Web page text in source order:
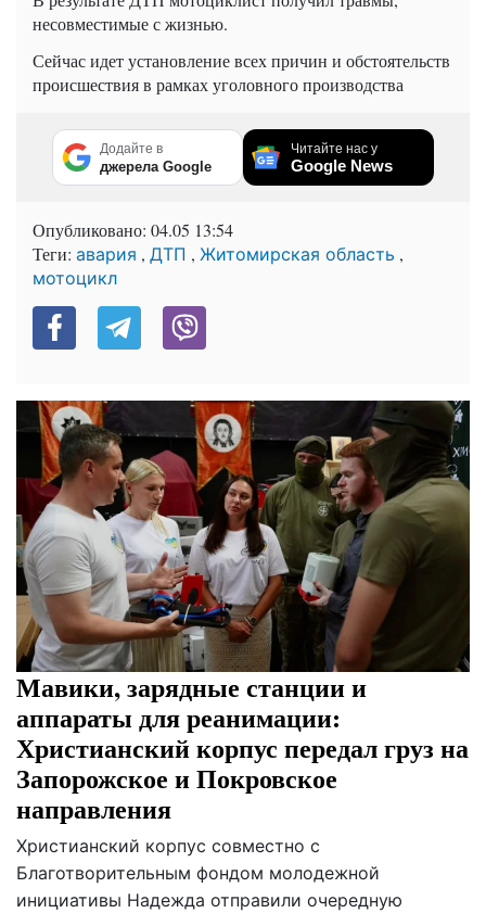
несовместимые с жизнью.
Сейчас идет установление всех причин и обстоятельств
происшествия в рамках уголовного производства
Додайте в
джерела Google
Читайте нас у
Google News
Опубликовано: 04.05 13:54
Теги: авария , ДТП , Житомирская область ,
мотоцикл
Мавики, зарядные станции и
аппараты для реанимации:
Христианский корпус передал груз на
Запорожское и Покровское
направления
Христианский корпус совместно с
Благотворительным фондом молодежной
инициативы Надежда отправили очередную